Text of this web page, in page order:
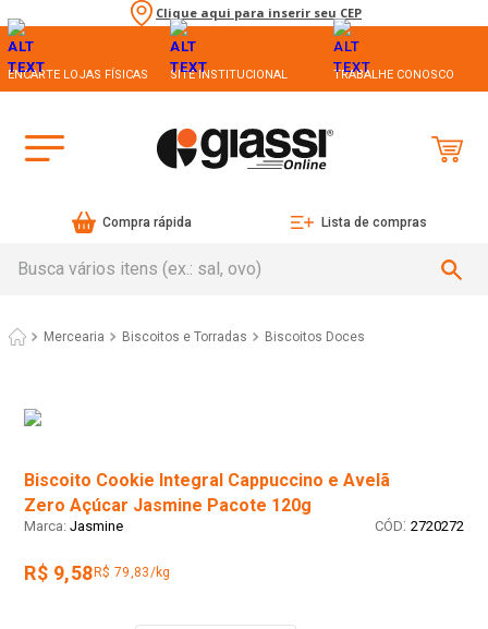
Clique aqui para inserir seu CEP
ENCARTE LOJAS FÍSICAS SITE INSTITUCIONAL TRABALHE CONOSCO
Compra rápida Lista de compras
Mercearia Biscoitos e Torradas Biscoitos Doces
Biscoito Cookie Integral Cappuccino e Avelã
Zero Açúcar Jasmine Pacote 120g
Jasmine : 2720272
R$ 9,58 R$ 79,83/kg